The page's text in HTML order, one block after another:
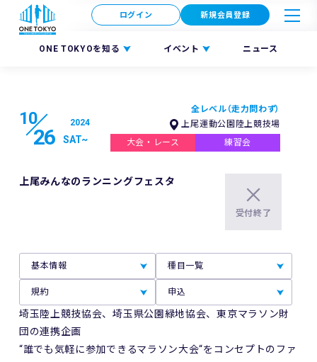
ONE TOKYOを知る イベント ニュース
ログイン 新規会員登録
10
26
2024
SAT~
全レベル（走力問わず）
上尾運動公園陸上競技場
大会・レース
練習会
上尾みんなのランニングフェスタ
受付終了
基本情報 種目一覧
規約 申込
埼玉陸上競技協会、埼玉県公園緑地協会、東京マラソン財
団の連携企画
“誰でも気軽に参加できるマラソン大会“をコンセプトのファ